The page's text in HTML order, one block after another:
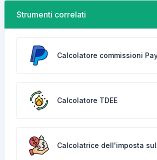
Strumenti correlati
Calcolatore commissioni
Calcolatore TDEE
Calcolatrice dell'imposta